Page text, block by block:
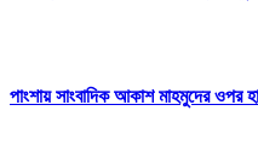
পাংশায় সাংবাদিক আকাশ মাহমুদের ওপর